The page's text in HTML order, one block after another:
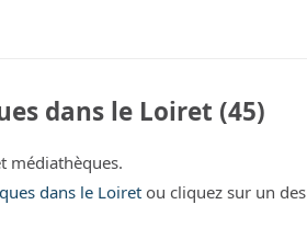
dans le Loiret (45)
médiathèques.
dans le Loiret ou cliquez sur un des